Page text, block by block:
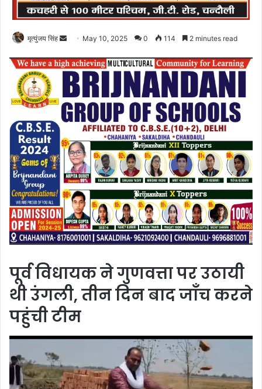
मृत्युंजय सिंह
Send
email
May 10, 2025 0 114 2 minutes read
पूर्व विधायक ने गुणवत्ता पर उठायी
थी उंगली, तीन दिन बाद जाँच करने
पहुंची टीम